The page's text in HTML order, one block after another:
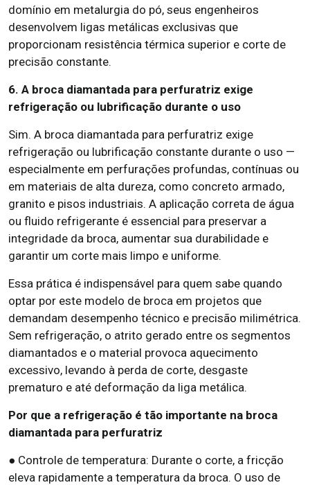
domínio em metalurgia do pó, seus engenheiros
desenvolvem ligas metálicas exclusivas que
proporcionam resistência térmica superior e corte de
precisão constante.
6. A broca diamantada para perfuratriz exige
refrigeração ou lubrificação durante o uso
Sim. A broca diamantada para perfuratriz exige
refrigeração ou lubrificação constante durante o uso —
especialmente em perfurações profundas, contínuas ou
em materiais de alta dureza, como concreto armado,
granito e pisos industriais. A aplicação correta de água
ou fluido refrigerante é essencial para preservar a
integridade da broca, aumentar sua durabilidade e
garantir um corte mais limpo e uniforme.
Essa prática é indispensável para quem sabe quando
optar por este modelo de broca em projetos que
demandam desempenho técnico e precisão milimétrica.
Sem refrigeração, o atrito gerado entre os segmentos
diamantados e o material provoca aquecimento
excessivo, levando à perda de corte, desgaste
prematuro e até deformação da liga metálica.
Por que a refrigeração é tão importante na broca
diamantada para perfuratriz
● Controle de temperatura: Durante o corte, a fricção
eleva rapidamente a temperatura da broca. O uso de